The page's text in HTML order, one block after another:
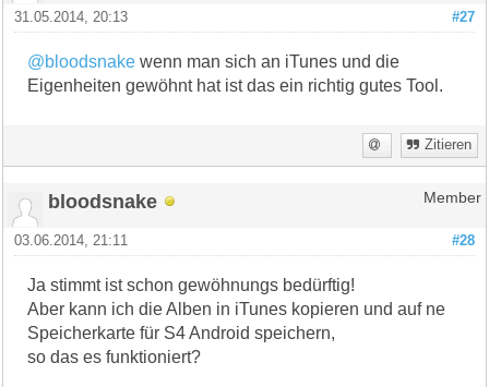
#27
31.05.2014, 20:13
@bloodsnake wenn man sich an iTunes und die
Eigenheiten gewöhnt hat ist das ein richtig gutes Tool.
Zitieren
bloodsnake Member
#28
03.06.2014, 21:11
Ja stimmt ist schon gewöhnungs bedürftig!
Aber kann ich die Alben in iTunes kopieren und auf ne
Speicherkarte für S4 Android speichern,
so das es funktioniert?